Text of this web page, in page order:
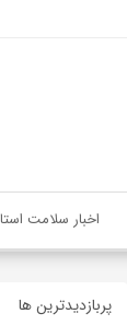
اخبار سلامت
پربازدیدترین ها